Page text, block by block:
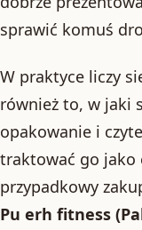
sprawić komuś
W praktyce liczy
również to, w jaki
opakowanie i
traktować go jako
przypadkowy
Pu erh fitness